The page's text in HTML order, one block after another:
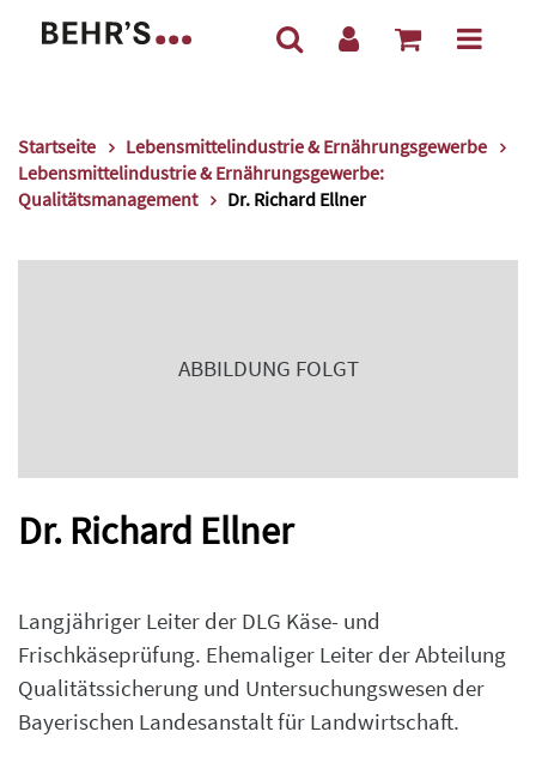
Startseite
Lebensmittelindustrie & Ernährungsgewerbe
Lebensmittelindustrie & Ernährungsgewerbe:
Qualitätsmanagement
Dr. Richard Ellner
ABBILDUNG FOLGT
Dr. Richard Ellner
Langjähriger Leiter der DLG Käse- und
Frischkäseprüfung. Ehemaliger Leiter der Abteilung
Qualitätssicherung und Untersuchungswesen der
Bayerischen Landesanstalt für Landwirtschaft.